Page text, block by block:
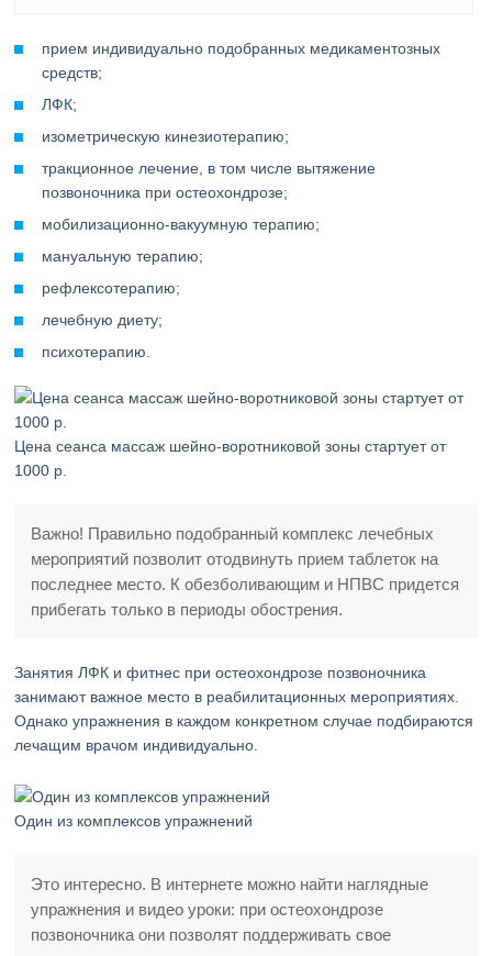
прием индивидуально подобранных медикаментозных
средств;
ЛФК;
изометрическую кинезиотерапию;
тракционное лечение, в том числе вытяжение
позвоночника при остеохондрозе;
мобилизационно-вакуумную терапию;
мануальную терапию;
рефлексотерапию;
лечебную диету;
психотерапию.
Цена сеанса массаж шейно-воротниковой зоны стартует от
1000 р.
Важно! Правильно подобранный комплекс лечебных
мероприятий позволит отодвинуть прием таблеток на
последнее место. К обезболивающим и НПВС придется
прибегать только в периоды обострения.
Занятия ЛФК и фитнес при остеохондрозе позвоночника
занимают важное место в реабилитационных мероприятиях.
Однако упражнения в каждом конкретном случае подбираются
лечащим врачом индивидуально.
Один из комплексов упражнений
Это интересно. В интернете можно найти наглядные
упражнения и видео уроки: при остеохондрозе
позвоночника они позволят поддерживать свое